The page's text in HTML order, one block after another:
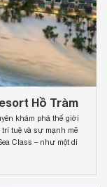
Hồ Tràm
khám phá thế giới
trí tuệ và sự mạnh mẽ
Class – như một di